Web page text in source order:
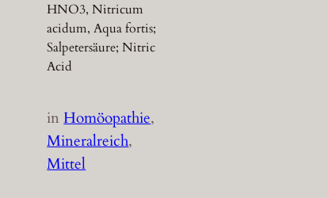
HNO3, Nitricum
acidum, Aqua fortis;
Salpetersäure; Nitric
Acid
inHomöopathie
Mineralreich
Mittel